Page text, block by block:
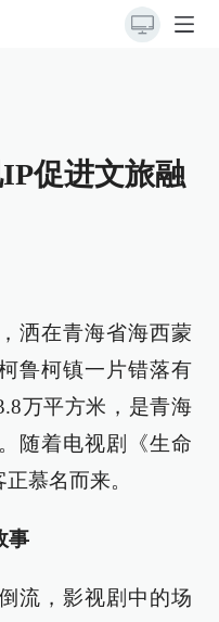
促进文旅融
洒在青海省海西蒙
鲁柯镇一片错落有
万平方米，是青海
随着电视剧《生命
慕名而来。
事
流，影视剧中的场